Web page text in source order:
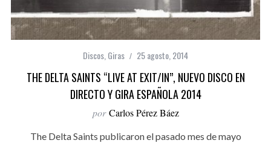
Discos Giras 25 agosto, 2014
THE DELTA SAINTS “LIVE AT EXIT/IN”, NUEVO DISCO EN
DIRECTO Y GIRA ESPAÑOLA 2014
por Carlos Pérez Báez
The Delta Saints publicaron el pasado mes de mayo